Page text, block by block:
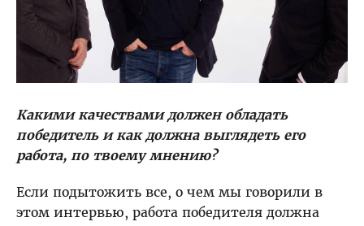
Какими качествами должен обладать
победитель и как должна выглядеть его
работа, по твоему мнению?
Если подытожить все, о чем мы говорили в
этом интервью, работа победителя должна